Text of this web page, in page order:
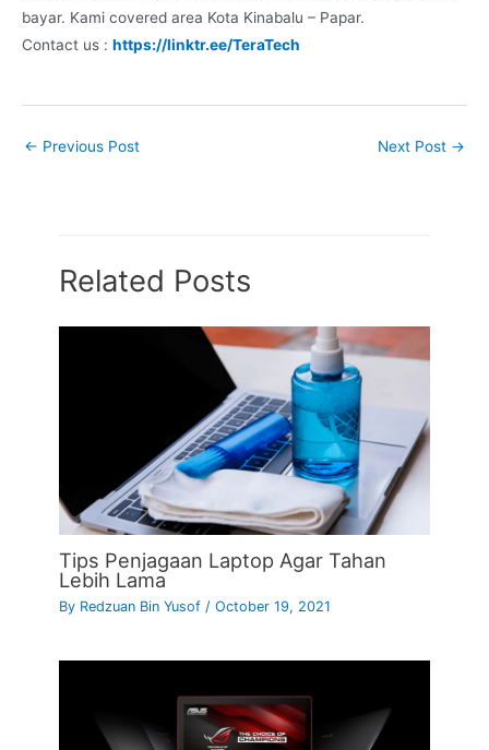
bayar. Kami covered area Kota Kinabalu – Papar.
Contact us : https://linktr.ee/TeraTech
← Previous Post Next Post →
Related Posts
Tips Penjagaan Laptop Agar Tahan
Lebih Lama
By Redzuan Bin Yusof/October 19, 2021